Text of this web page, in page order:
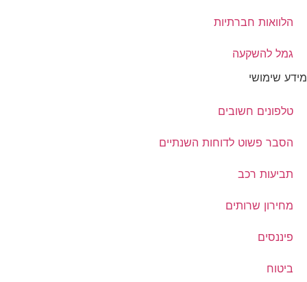
הלוואות חברתיות
גמל להשקעה
מידע שימושי
טלפונים חשובים
הסבר פשוט לדוחות השנתיים
תביעות רכב
מחירון שרותים
פיננסים
ביטוח